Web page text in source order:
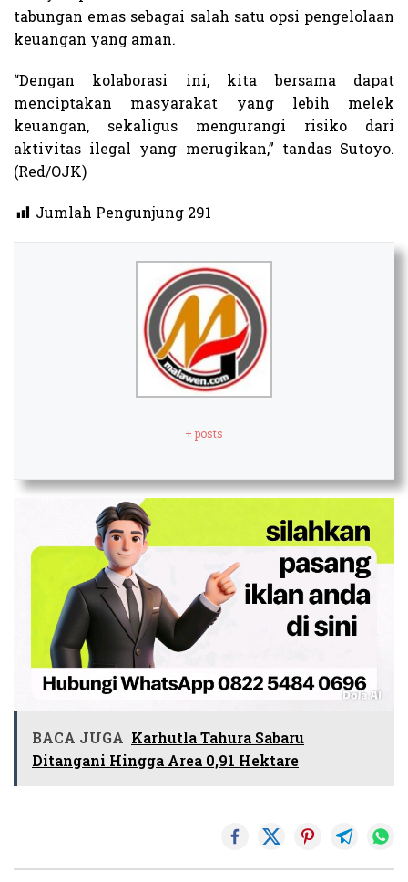
tabungan emas sebagai salah satu opsi pengelolaan
keuangan yang aman.
“Dengan kolaborasi ini, kita bersama dapat
menciptakan masyarakat yang lebih melek
keuangan, sekaligus mengurangi risiko dari
aktivitas ilegal yang merugikan,” tandas Sutoyo.
(Red/OJK)
Jumlah Pengunjung 291
+ posts
BACA JUGA Karhutla Tahura Sabaru
Ditangani Hingga Area 0,91 Hektare